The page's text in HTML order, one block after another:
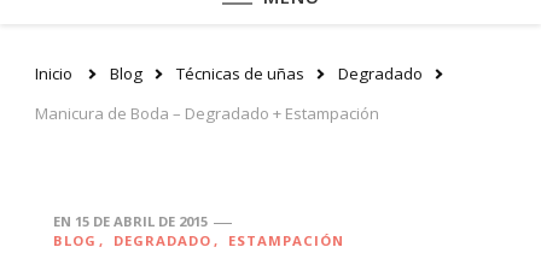
Inicio Blog Técnicas de uñas
Degradado
Manicura de Boda – Degradado + Estampación
EN 15 DE ABRIL DE 2015
BLOG
DEGRADADO ESTAMPACIÓN